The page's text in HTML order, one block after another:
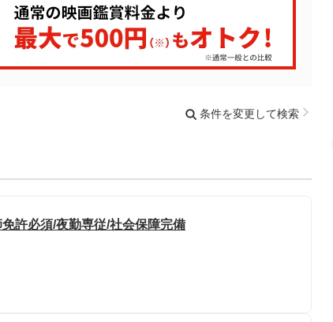
条件を変更して検索
許必須/夜勤専従/社会保障完備